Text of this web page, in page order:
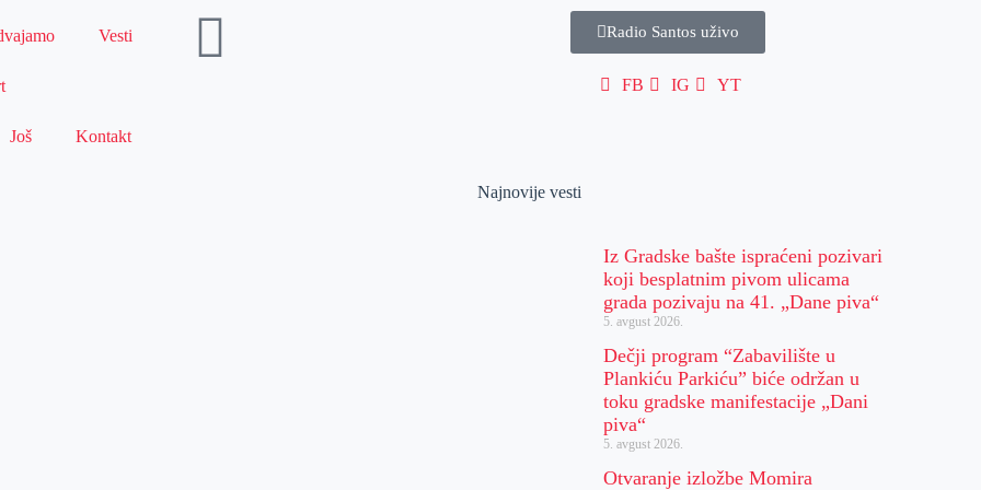
Vesti
Još Kontakt
Radio Santos uživo
FB IG YT
Najnovije vesti
Iz Gradske bašte ispraćeni pozivari
koji besplatnim pivom ulicama
grada pozivaju na 41. „Dane piva“
5. avgust 2026.
Dečji program “Zabavilište u
Plankiću Parkiću” biće održan u
toku gradske manifestacije „Dani
piva“
5. avgust 2026.
Otvaranje izložbe Momira